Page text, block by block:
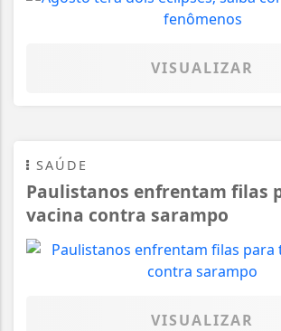
VISUALIZAR
SAÚDE
Paulistanos enfrentam filas
vacina contra sarampo
VISUALIZAR